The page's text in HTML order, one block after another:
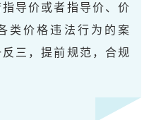
导价或者指导价、价
类价格违法行为的案
三，提前规范，合规